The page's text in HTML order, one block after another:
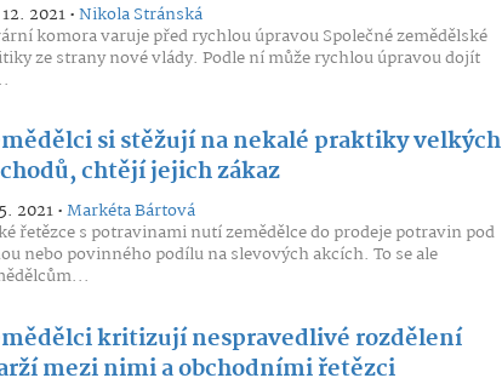
2021 •Nikola Stránská
komora varuje před rychlou úpravou Společné zemědělské
ze strany nové vlády. Podle ní může rychlou úpravou dojít
si stěžují na nekalé praktiky velkých
chtějí jejich zákaz
2021 •Markéta Bártová
řetězce s potravinami nutí zemědělce do prodeje potravin pod
nebo povinného podílu na slevových akcích. To se ale
kritizují nespravedlivé rozdělení
mezi nimi a obchodními řetězci